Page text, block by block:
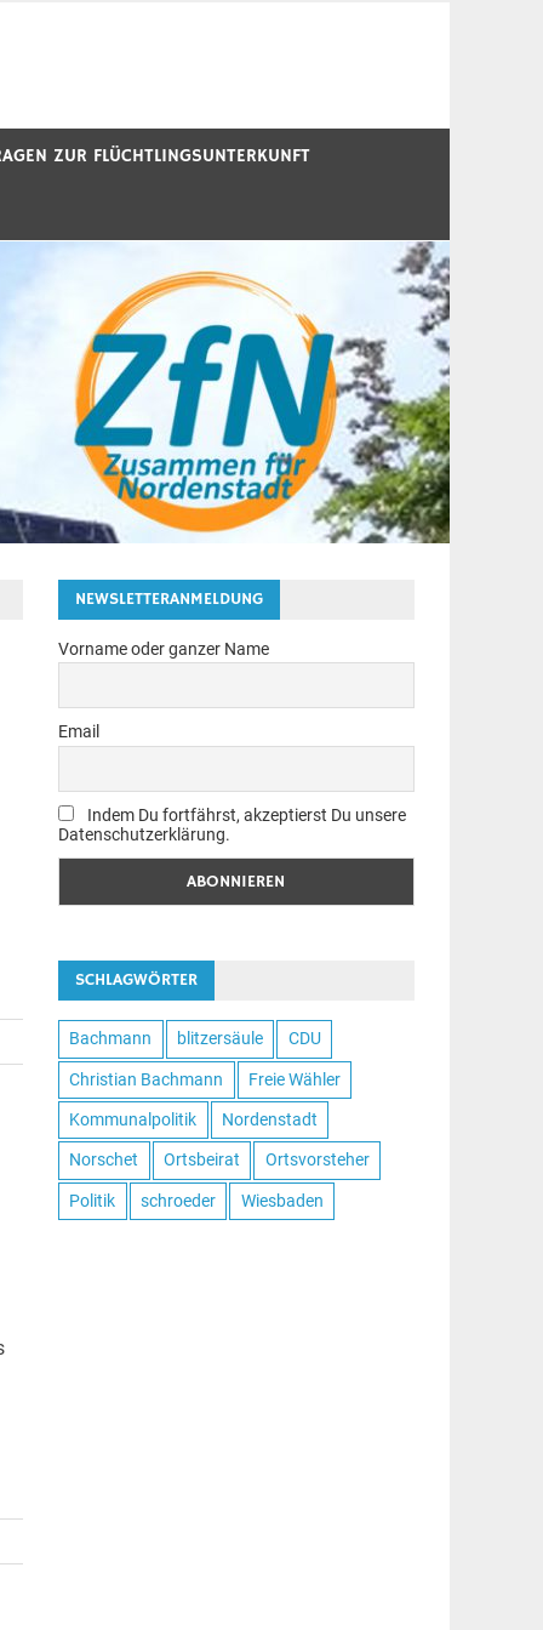
ZUR FLÜCHTLINGSUNTERKUNFT
NEWSLETTERANMELDUNG
Vorname oder ganzer Name
Email
Indem Du fortfährst, akzeptierst Du unsere
Datenschutzerklärung.
SCHLAGWÖRTER
Bachmann blitzersäule CDU
Christian Bachmann Freie Wähler
Kommunalpolitik Nordenstadt
Norschet Ortsbeirat Ortsvorsteher
Politik schroeder Wiesbaden